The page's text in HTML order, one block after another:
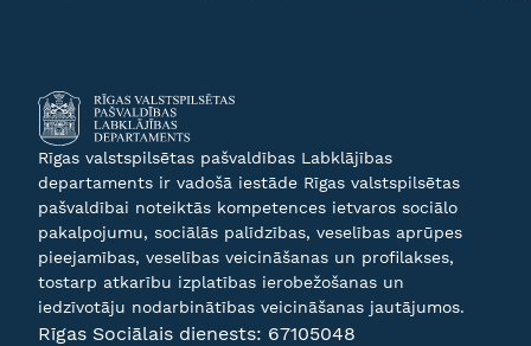
Rīgas valstspilsētas pašvaldības Labklājības
departaments ir vadošā iestāde Rīgas valstspilsētas
pašvaldībai noteiktās kompetences ietvaros sociālo
pakalpojumu, sociālās palīdzības, veselības aprūpes
pieejamības, veselības veicināšanas un profilakses,
tostarp atkarību izplatības ierobežošanas un
iedzīvotāju nodarbinātības veicināšanas jautājumos.
Rīgas Sociālais dienests: 67105048